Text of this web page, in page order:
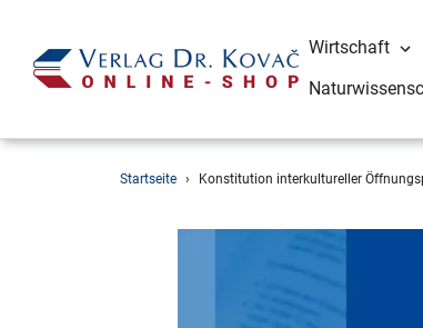
Wirtschaft
Startseite › Konstitution interkultureller